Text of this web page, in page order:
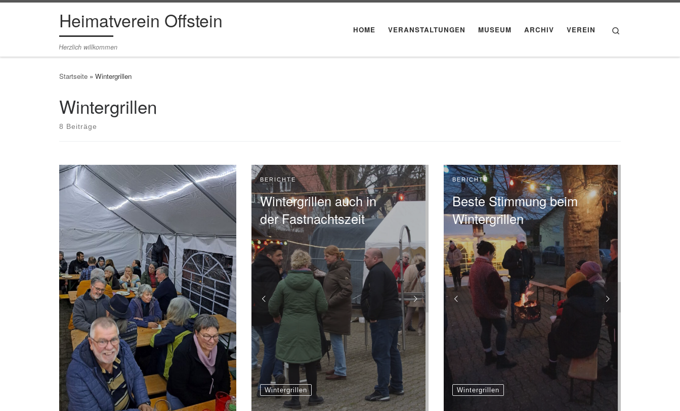
Zum Inhalt springenHeimatverein Offstein
Herzlich willkommen
HOME VERANSTALTUNGEN MUSEUM ARCHIV VEREIN
Startseite » Wintergrillen
Wintergrillen
8 Beiträge
BERICHTE
Wintergrillen auch in
der Fastnachtszeit
Wintergrillen
BERICHTE
Beste Stimmung beim
Wintergrillen
Wintergrillen